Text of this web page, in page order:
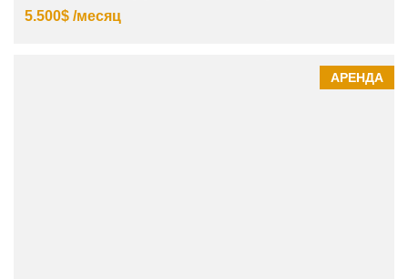
5.500$ /месяц
АРЕНДА